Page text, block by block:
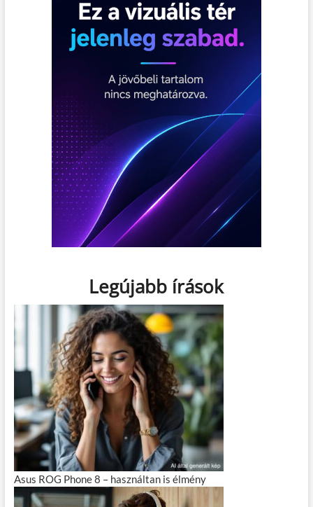
Legújabb írások
Asus ROG Phone 8 – használtan is élmény